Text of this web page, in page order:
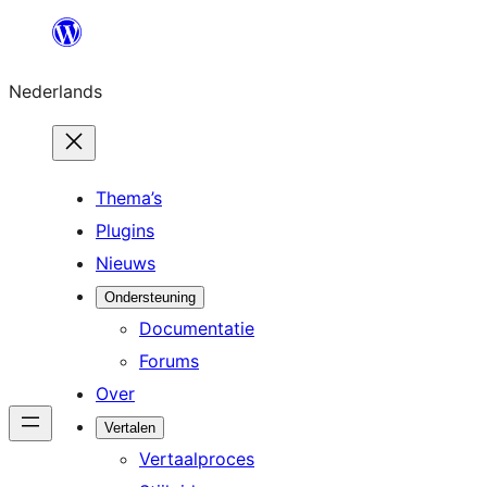
de
inhoud
Nederlands
Thema’s
Plugins
Nieuws
Ondersteuning
Documentatie
Forums
Over
Vertalen
Vertaalproces